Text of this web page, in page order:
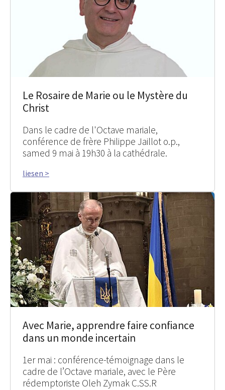
Le Rosaire de Marie ou le Mystère du
Christ
Dans le cadre de l'Octave mariale,
conférence de frère Philippe Jaillot o.p.,
samed 9 mai à 19h30 à la cathédrale.
liesen >
Avec Marie, apprendre faire confiance
dans un monde incertain
1er mai : conférence-témoignage dans le
cadre de l’Octave mariale, avec le Père
rédemptoriste Oleh Zymak C.SS.R